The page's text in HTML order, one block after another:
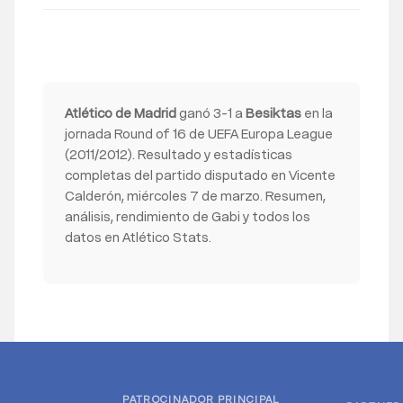
Atlético de Madrid ganó 3-1 a Besiktas en la
jornada Round of 16 de UEFA Europa League
(2011/2012). Resultado y estadísticas
completas del partido disputado en Vicente
Calderón, miércoles 7 de marzo. Resumen,
análisis, rendimiento de Gabi y todos los
datos en Atlético Stats.
PATROCINADOR PRINCIPAL